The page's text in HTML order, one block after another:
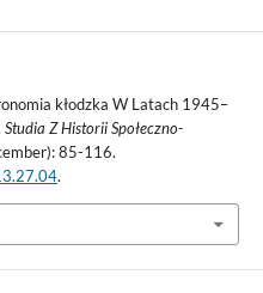
kłodzka W Latach 1945–
Studia Z Historii Społeczno-
85-116.
.